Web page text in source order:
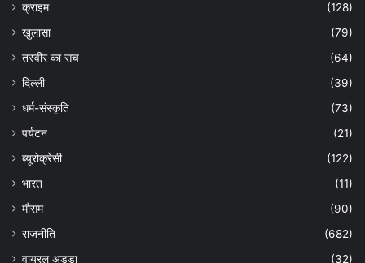
क्राइम
(128)
खुलासा
(79)
तस्वीर का सच
(64)
दिल्ली
(39)
धर्म-संस्कृति
(73)
पर्यटन
(21)
ब्यूरोक्रेसी
(122)
भारत
(11)
मौसम
(90)
राजनीति
(682)
वायरल अड्डा
(32)